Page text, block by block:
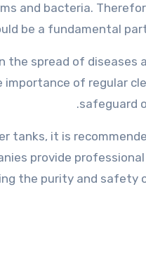
and bacteria.
be a fundamental
spread of diseases
of regular
safeguard
tanks, it is
provide
the purity and safety